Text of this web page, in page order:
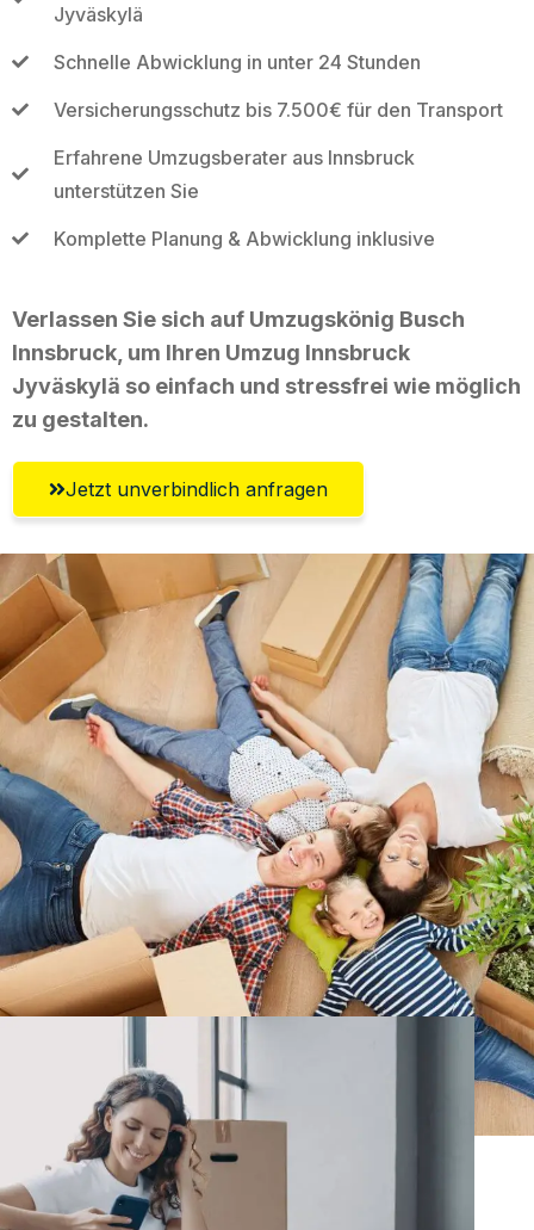
Jyväskylä
Schnelle Abwicklung in unter 24 Stunden
Versicherungsschutz bis 7.500€ für den Transport
Erfahrene Umzugsberater aus Innsbruck
unterstützen Sie
Komplette Planung & Abwicklung inklusive
Verlassen Sie sich auf Umzugskönig Busch
Innsbruck, um Ihren Umzug Innsbruck
Jyväskylä so einfach und stressfrei wie möglich
zu gestalten.
Jetzt unverbindlich anfragen